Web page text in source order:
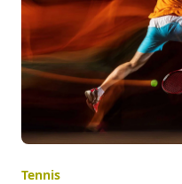
Tennis